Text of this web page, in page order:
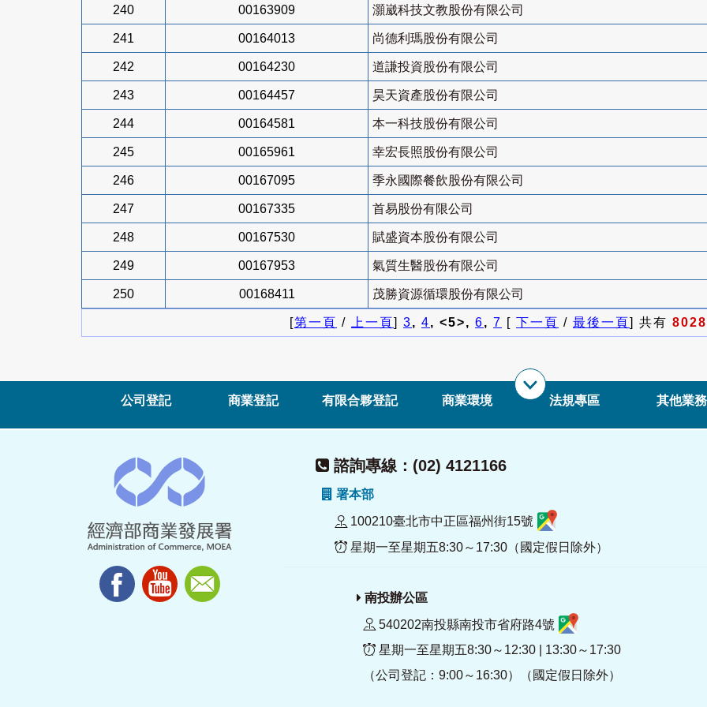
240 00163909 灝崴科技文教股份有限公司
241 00164013 尚德利瑪股份有限公司
242 00164230 道謙投資股份有限公司
243 00164457 昊天資產股份有限公司
244 00164581 本一科技股份有限公司
245 00165961 幸宏長照股份有限公司
246 00167095 季永國際餐飲股份有限公司
247 00167335 首易股份有限公司
248 00167530 賦盛資本股份有限公司
249 00167953 氣質生醫股份有限公司
250 00168411 茂勝資源循環股份有限公司
[第一頁 / 上一頁] 3, 4, <5>, 6, 7 [ 下一頁 / 最後一頁] 共有 8028
公司登記 商業登記 有限合夥登記 商業環境 法規專區 其他業務
諮詢專線：(02) 4121166
署本部
100210臺北市中正區福州街15號
星期一至星期五8:30～17:30（國定假日除外）
南投辦公區
540202南投縣南投市省府路4號
星期一至星期五8:30～12:30 | 13:30～17:30
（公司登記：9:00～16:30）（國定假日除外）